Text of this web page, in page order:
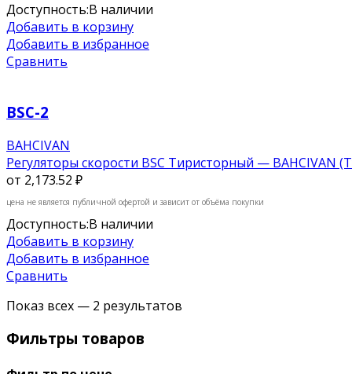
Доступность:В наличии
Добавить в корзину
Добавить в избранное
Сравнить
BSC-2
BAHCIVAN
Регуляторы скорости BSC Тиристорный — BAHCIVAN
от 2,173.52 ₽
цена не является публичной офертой и зависит от объёма покупки
Доступность:В наличии
Добавить в корзину
Добавить в избранное
Сравнить
Показ всех — 2 результатов
Фильтры товаров